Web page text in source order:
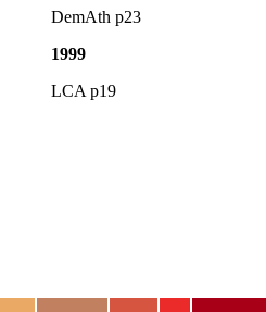
DemAth p23
1999
LCA p19